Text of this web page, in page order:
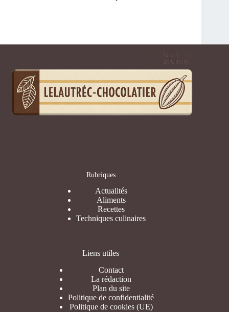
Rubriques
Actualités
Aliments
Recettes
Techniques culinaires
Liens utiles
Contact
La rédaction
Plan du site
Politique de confidentialité
Politique de cookies (UE)